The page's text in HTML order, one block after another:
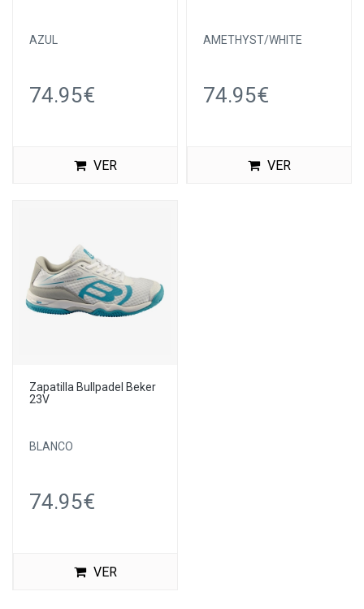
AZUL
74.95€
VER
AMETHYST/WHITE
74.95€
VER
Zapatilla Bullpadel Beker
23V
BLANCO
74.95€
VER